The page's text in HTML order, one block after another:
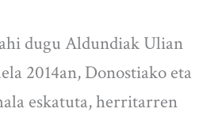
dugu Aldundiak Ulian
2014an, Donostiako eta
eskatuta, herritarren